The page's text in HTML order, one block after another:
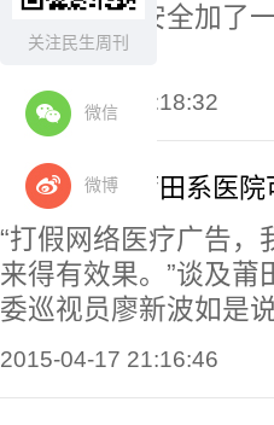
关注民生周刊
微信
微博
为是为食品安全加了
观。
2015-04-17 21:18:32
莆百大战后莆田系医
“打假网络医疗广告
来得有效果。”谈及
委巡视员廖新波如是说
2015-04-17 21:16:46